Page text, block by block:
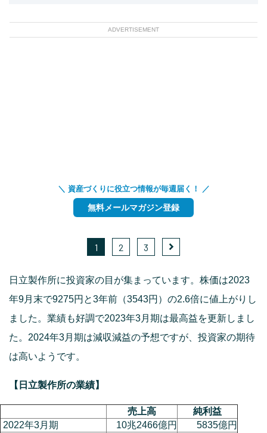
ADVERTISEMENT
＼ 資産づくりに役立つ情報が毎週届く！ ／
無料メールマガジン登録
1 2 3
日立製作所に投資家の目が集まっています。株価は2023
年9月末で9275円と3年前（3543円）の2.6倍に値上がりし
ました。業績も好調で2023年3月期は最高益を更新しまし
た。2024年3月期は減収減益の予想ですが、投資家の期待
は高いようです。
【日立製作所の業績】
売上高
純利益
2022年3月期
10兆2466億円
5835億円